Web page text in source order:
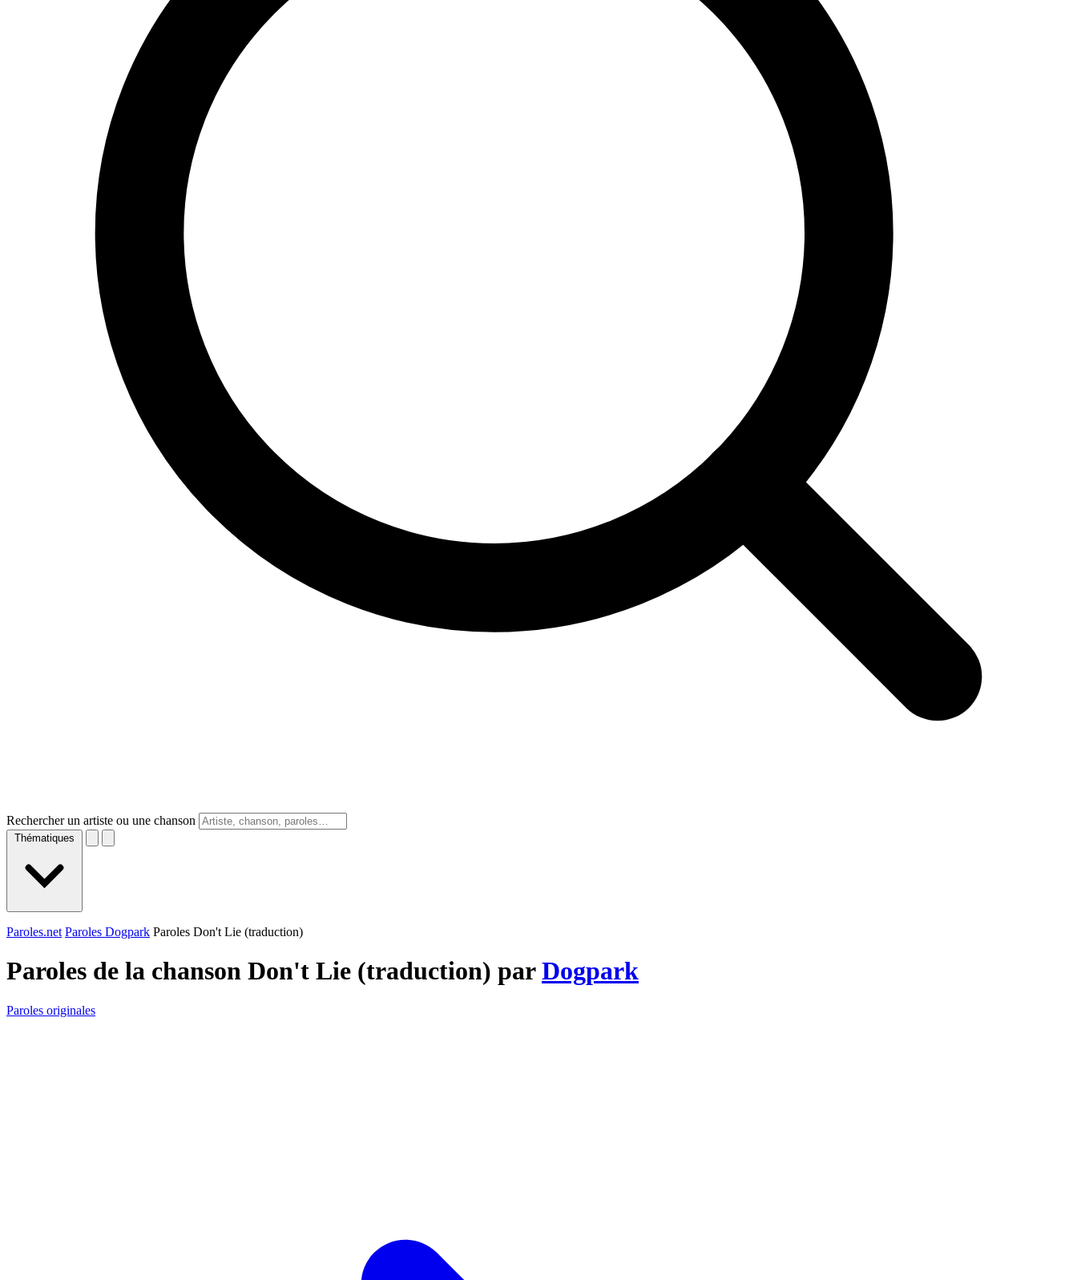
Rechercher un artiste ou une chanson
Thématiques
Paroles.net Paroles Dogpark Paroles Don't Lie (traduction)
Paroles de la chanson Don't Lie (traduction) parDogpark
Paroles originales